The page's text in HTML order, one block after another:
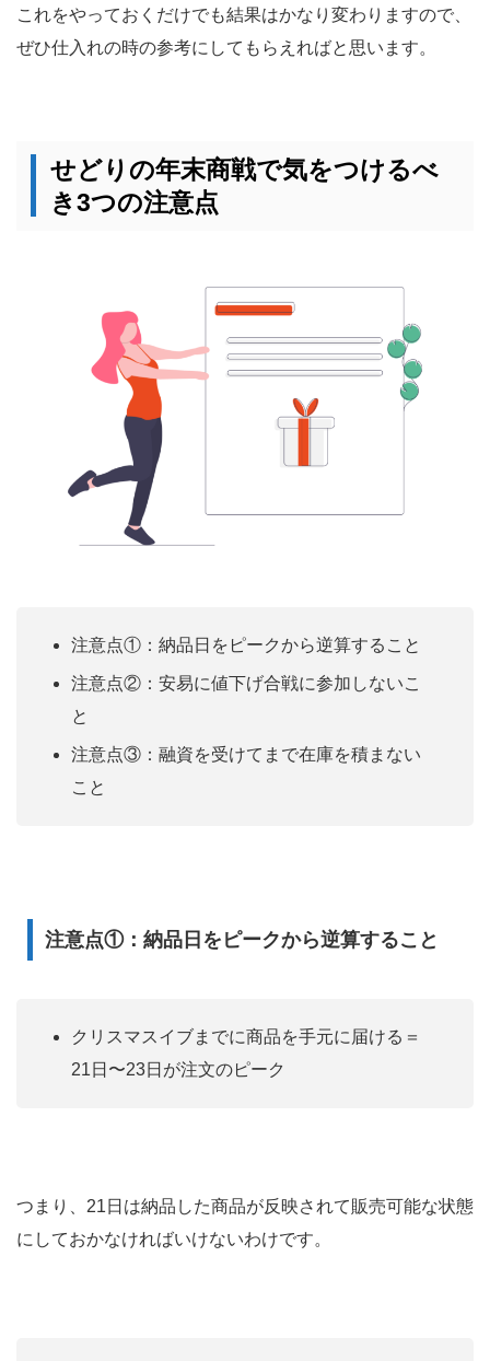
これをやっておくだけでも結果はかなり変わりますので、
ぜひ仕入れの時の参考にしてもらえればと思います。
せどりの年末商戦で気をつけるべ
き3つの注意点
注意点①：納品日をピークから逆算すること
注意点②：安易に値下げ合戦に参加しないこ
と
注意点③：融資を受けてまで在庫を積まない
こと
注意点①：納品日をピークから逆算すること
クリスマスイブまでに商品を手元に届ける＝
21日〜23日が注文のピーク
つまり、21日は納品した商品が反映されて販売可能な状態
にしておかなければいけないわけです。